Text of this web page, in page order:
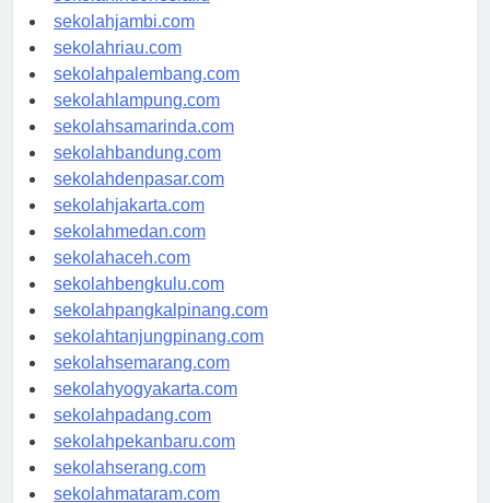
sekolahindonesia.id
sekolahjambi.com
sekolahriau.com
sekolahpalembang.com
sekolahlampung.com
sekolahsamarinda.com
sekolahbandung.com
sekolahdenpasar.com
sekolahjakarta.com
sekolahmedan.com
sekolahaceh.com
sekolahbengkulu.com
sekolahpangkalpinang.com
sekolahtanjungpinang.com
sekolahsemarang.com
sekolahyogyakarta.com
sekolahpadang.com
sekolahpekanbaru.com
sekolahserang.com